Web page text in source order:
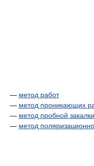
— метод работ
— метод проникающих
— метод пробной закалки
— метод